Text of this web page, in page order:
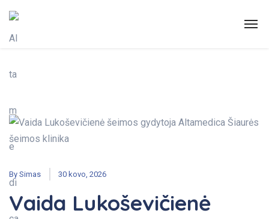
By Simas 30 kovo, 2026
Vaida Lukoševičienė